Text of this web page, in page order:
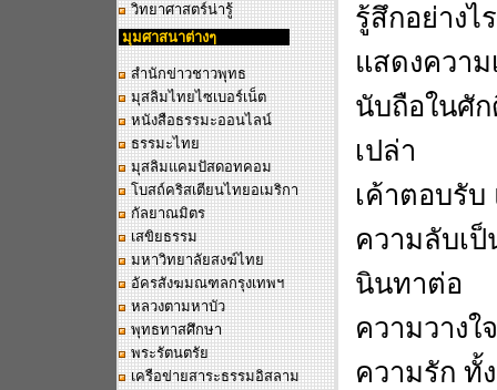
วิทยาศาสตร์น่ารู้
มุมศาสนาต่างๆ
สำนักข่าวชาวพุทธ
มุสลิมไทยไซเบอร์เน็ต
หนังสือธรรมะออนไลน์
ธรรมะไทย
มุสลิมแคมปัสดอทคอม
โบสถ์คริสเตียนไทยอเมริกา
กัลยาณมิตร
เสขิยธรรม
มหาวิทยาลัยสงฆ์ไทย
อัครสังฆมณฑลกรุงเทพฯ
หลวงตามหาบัว
พุทธทาสศึกษา
พระรัตนตรัย
เครือข่ายสาระธรรมอิสลาม
รู้สึกอย่างไ
แสดงความ
นับถือในศั
เปล่า
เค้าตอบรับ
ความลับเป็
นินทาต่อ
ความวางใ
ความรัก ทั้